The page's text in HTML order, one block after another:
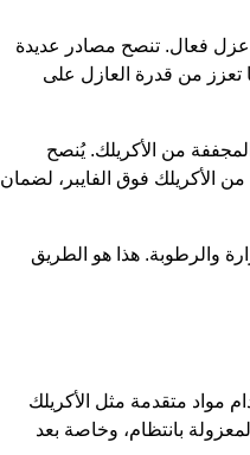
عزل فعال. تنصح مصادر عديدة
تعزز من قدرة العازل على
من الأكريلك. يُنصح
الأكريلك فوق الفايبر، لضمان
والرطوبة. هذا هو الطريق
مواد متقدمة مثل الأكريلك
بانتظام، وخاصة بعد